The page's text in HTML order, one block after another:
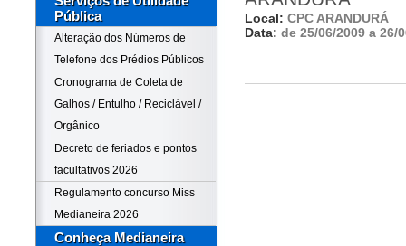
Pública
Alteração dos Números de
Telefone dos Prédios Públicos
Cronograma de Coleta de
Galhos / Entulho / Reciclável /
Orgânico
Decreto de feriados e pontos
facultativos 2026
Regulamento concurso Miss
Medianeira 2026
Conheça Medianeira
Local: CPC ARANDURÁ
Data: de 25/06/2009 a 26/